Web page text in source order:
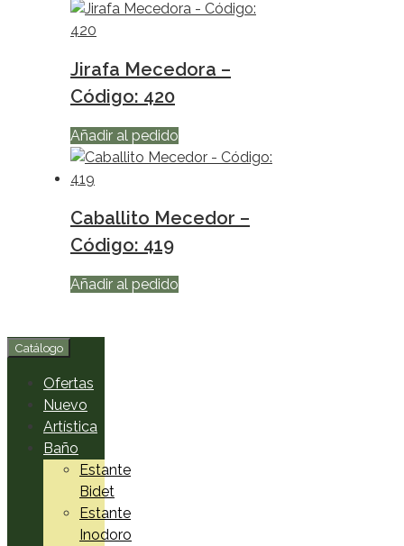
Jirafa Mecedora –
Código: 420
Añadir al pedido
Caballito Mecedor –
Código: 419
Añadir al pedido
Catálogo
Ofertas
Nuevo
Artística
Baño
Estante
Bidet
Estante
Inodoro